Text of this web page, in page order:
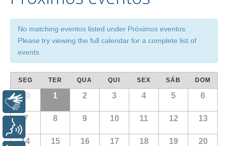
No matching eventos listed under Próximos eventos.
Please try viewing the full calendar for a complete list of
events.
SEG TER QUA QUI SEX SÁB DOM
30 1 2 3 4 5 6
7 8 9 10 11 12 13
14 15 16 17 18 19 20